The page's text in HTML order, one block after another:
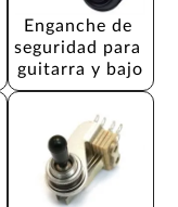
Enganche de
seguridad para
guitarra y bajo